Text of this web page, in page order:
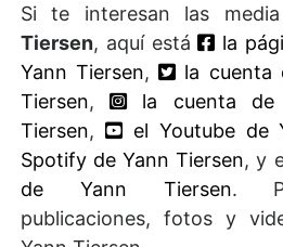
Si te interesan las
Tiersen, aquí está
la
Yann Tiersen,
la cuenta
Tiersen,
la cuenta de
Tiersen, el Youtube de
Spotify de Yann Tiersen, y
de Yann Tiersen.
publicaciones, fotos y